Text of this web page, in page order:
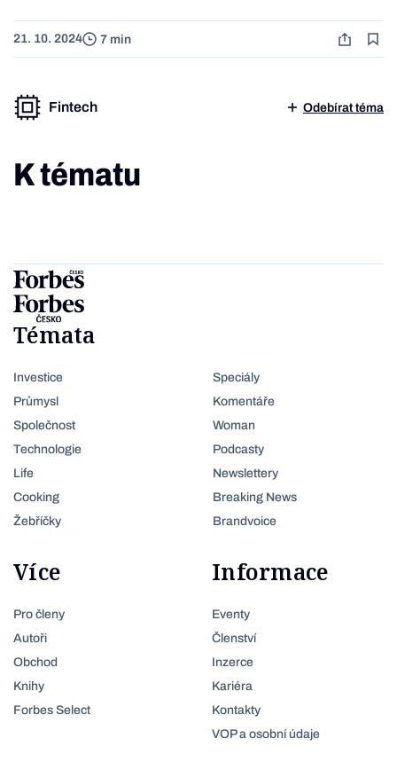
21. 10. 2024 7 min
Fintech Odebírat téma
K tématu
Témata
Investice
Průmysl
Společnost
Technologie
Life
Cooking
Žebříčky
Speciály
Komentáře
Woman
Podcasty
Newslettery
Breaking News
Brandvoice
Více
Pro členy
Autoři
Obchod
Knihy
Forbes Select
Informace
Eventy
Členství
Inzerce
Kariéra
Kontakty
VOP a osobní údaje